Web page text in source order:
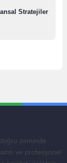
Stratejiler
zeminde
ve profesyonel